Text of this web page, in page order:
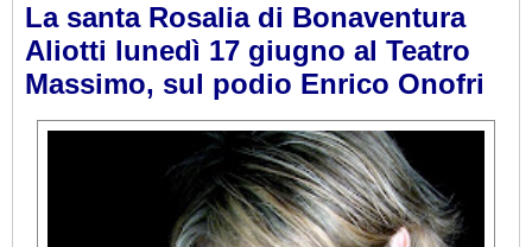
La santa Rosalia di Bonaventura
Aliotti lunedì 17 giugno al Teatro
Massimo, sul podio Enrico Onofri